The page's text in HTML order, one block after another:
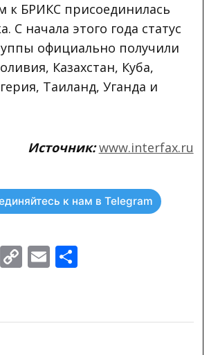
к БРИКС присоединилась
С начала этого года статус
официально получили
Казахстан, Куба,
Таиланд, Уганда и
Источник: www.interfax.ru
к нам в Telegram
VKCopyEmail